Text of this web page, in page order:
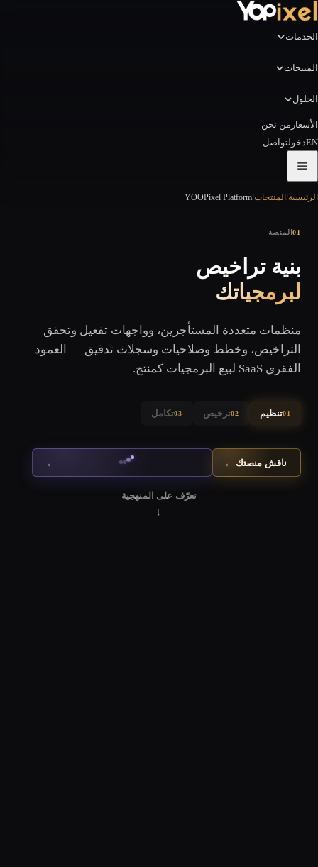
الخدمات
المنتجات
الحلول
الأسعار من نحن
ENدخولتواصل
الرئيسية المنتجات YOOPixel Platform
01المنصة
بنية تراخيص
لبرمجياتك
منظمات متعددة المستأجرين، وواجهات تفعيل وتحقق
التراخيص، وخطط وصلاحيات وسجلات تدقيق — العمود
الفقري SaaS لبيع البرمجيات كمنتج.
01تنظيم 02ترخيص 03تكامل
ناقش منصتك ←
←
تعرّف على المنهجية
↓